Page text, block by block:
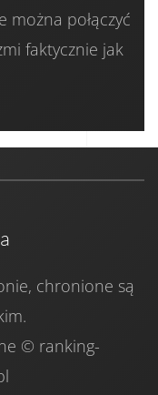
można połączyć
faktycznie jak
chronione są
© ranking-